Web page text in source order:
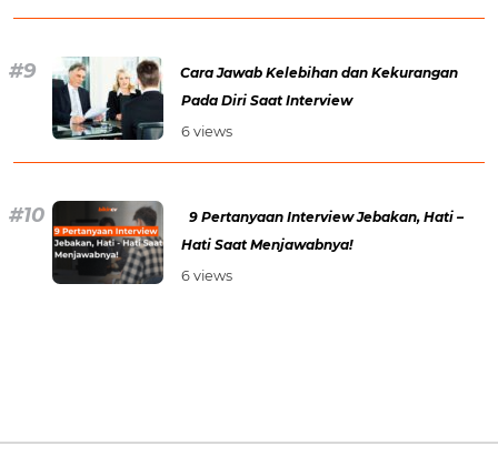
Cara Jawab Kelebihan dan Kekurangan
Pada Diri Saat Interview
6 views
9 Pertanyaan Interview Jebakan, Hati –
Hati Saat Menjawabnya!
6 views